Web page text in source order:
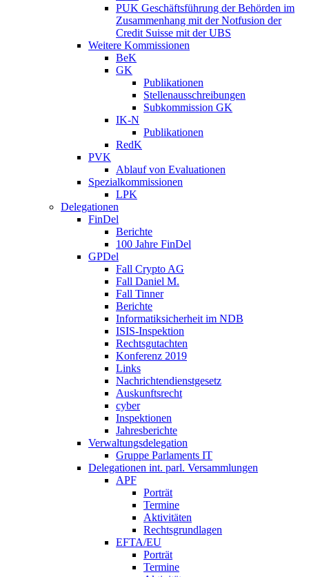
PUK Geschäftsführung der Behörden im
Zusammenhang mit der Notfusion der
Credit Suisse mit der UBS
Weitere Kommissionen
BeK
GK
Publikationen
Stellenausschreibungen
Subkommission GK
IK-N
Publikationen
RedK
PVK
Ablauf von Evaluationen
Spezialkommissionen
LPK
Delegationen
FinDel
Berichte
100 Jahre FinDel
GPDel
Fall Crypto AG
Fall Daniel M.
Fall Tinner
Berichte
Informatiksicherheit ­im NDB
ISIS-Inspektion
Rechtsgutachten
Konferenz 2019
Links
Nachrichtendienstgesetz
Auskunftsrecht
cyber
Inspektionen
Jahresberichte
Verwaltungsdelegation
Gruppe Parlaments IT
Delegationen int. parl. Versammlungen
APF
Porträt
Termine
Aktivitäten
Rechtsgrundlagen
EFTA/EU
Porträt
Termine